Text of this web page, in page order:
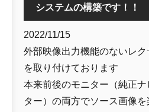
システムの構築です！！
2022/11/15
外部映像出力機能のないレ
を取り付けております
本来前後のモニター（純正
ター）の両方でソース画像